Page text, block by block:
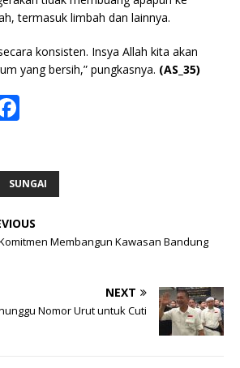
termasuk limbah dan lainnya.
konsisten. Insya Allah kita akan
yang bersih,” pungkasnya. (AS_35)
e
b
o
SUNGAI
Membangun Kawasan Bandung
NEXT
Nomor Urut untuk Cuti